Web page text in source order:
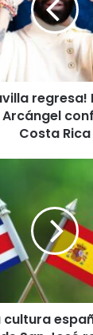
regresa!
Costa Rica
cultura